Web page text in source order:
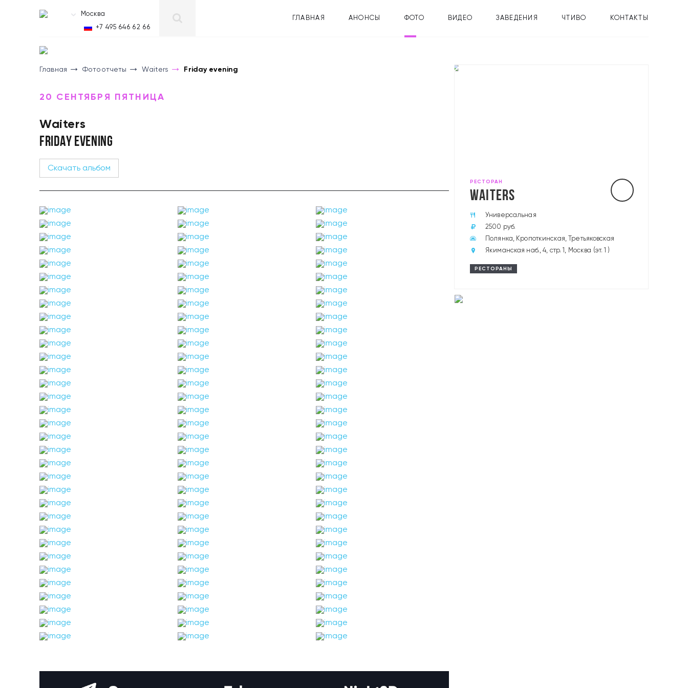
Москва
+7 495 646 62 66
ГЛАВНАЯ АНОНСЫ ФОТО ВИДЕО ЗАВЕДЕНИЯ ЧТИВО КОНТАКТЫ
Главная Фотоотчеты Waiters Friday evening
20 СЕНТЯБРЯ ПЯТНИЦА
Waiters
FRIDAY EVENING
Скачать альбом
РЕСТОРАН
WAITERS
Универсальная
2500 руб.
Полянка, Кропоткинская, Третьяковская
Якиманская наб., 4, стр. 1, Москва (эт. 1 )
РЕСТОРАНЫ